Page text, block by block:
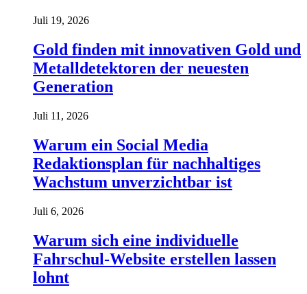
Juli 19, 2026
Gold finden mit innovativen Gold und
Metalldetektoren der neuesten
Generation
Juli 11, 2026
Warum ein Social Media
Redaktionsplan für nachhaltiges
Wachstum unverzichtbar ist
Juli 6, 2026
Warum sich eine individuelle
Fahrschul-Website erstellen lassen
lohnt